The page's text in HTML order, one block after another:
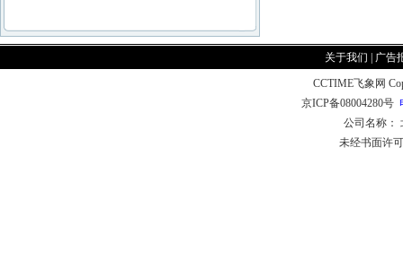
关于我们 广告
CCTIME飞象网
京ICP备08004280号
公司名称：
未经书面许